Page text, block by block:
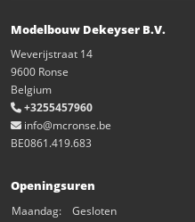
Modelbouw Dekeyser B.V.
Weverijstraat 14
9600 Ronse
Belgium
+3255457960
info@mcronse.be
BE0861.419.683
Openingsuren
Maandag:
Gesloten